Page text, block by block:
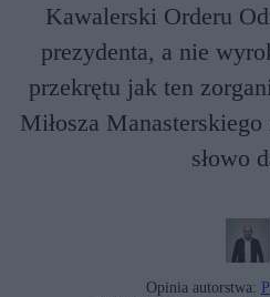
Kawalerski Orderu
prezydenta, a nie
przekrętu jak ten
Miłosza
słowo
Opinia autorstwa: